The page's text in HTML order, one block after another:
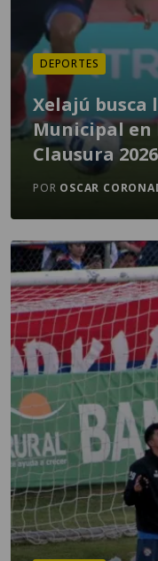
DEPORTES
Xelajú busca
Municipal
Clausura 2026
POR OSCAR